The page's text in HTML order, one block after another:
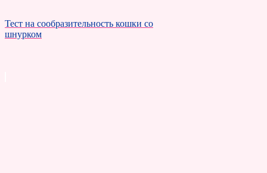
Тест на сообразительность кошки со
шнурком